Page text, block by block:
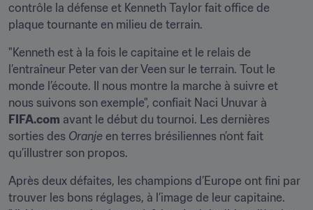
contrôle la défense et Kenneth Taylor fait office de
plaque tournante en milieu de terrain.
"Kenneth est à la fois le capitaine et le relais de
l’entraîneur Peter van der Veen sur le terrain. Tout le
monde l’écoute. Il nous montre la marche à suivre et
FIFA.com avant le début du tournoi. Les dernières
sorties des Oranje en terres brésiliennes n’ont fait
qu’illustrer son propos.
Après deux défaites, les champions d’Europe ont fini par
trouver les bons réglages, à l’image de leur capitaine.